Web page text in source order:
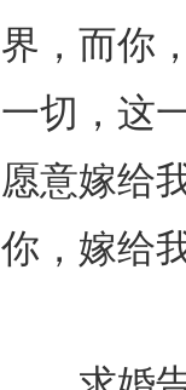
界，而你
一切，这
愿意嫁给
你，嫁给